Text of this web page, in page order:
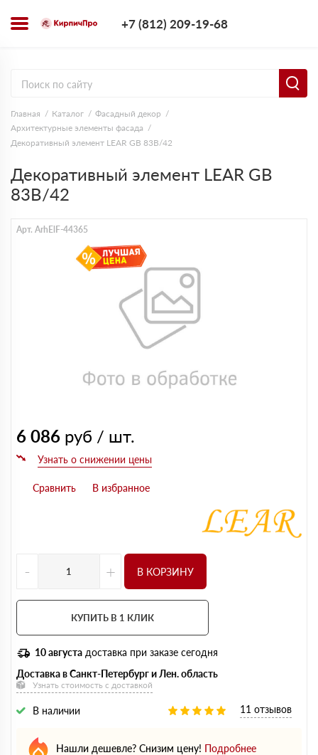
+7 (812) 209-19-68
Главная Каталог
Фасадный декор
Архитектурные элементы фасада
Декоративный элемент LEAR GB 83B/42
Декоративный элемент LEAR GB
83B/42
Арт. ArhElF-44365
6 086 руб / шт.
- + В КОРЗИНУ
КУПИТЬ В 1 КЛИК
10 августа доставка при заказе сегодня
Доставка в Санкт-Петербург и Лен. область
Узнать стоимость с доставкой
В наличии 11 отзывов
Нашли дешевле? Снизим цену! Подробнее